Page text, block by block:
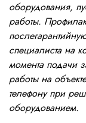
оборудования,
работы.
специалиста на
момента подачи
работы на
телефону при
оборудованием.